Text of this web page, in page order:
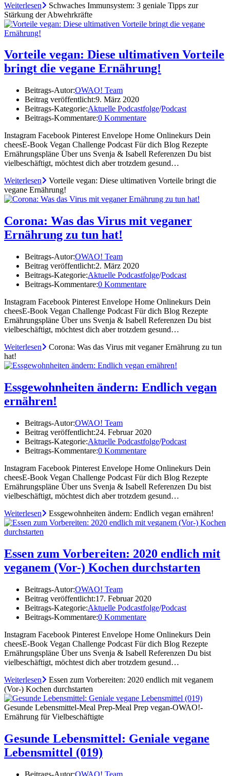
Weiterlesen
Schwaches Immunsystem: 3 geniale Tipps zur
Stärkung der Abwehrkräfte
Vorteile vegan: Diese ultimativen Vorteile
bringt die vegane Ernährung!
Beitrags-Autor:OWAO! Team
Beitrag veröffentlicht:9. März 2020
Beitrags-Kategorie:Aktuelle Podcastfolge/Podcast
Beitrags-Kommentare:0 Kommentare
Instagram Facebook Pinterest Envelope Home Onlinekurs Dein
cheesE-Book Vegan Challenge Podcast Für dich Blog Rezepte
Ernährungspläne Über uns Svenja & Isabell Referenzen Du bist
vielbeschäftigt, möchtest dich aber trotzdem gesund…
Weiterlesen
Vorteile vegan: Diese ultimativen Vorteile bringt die
vegane Ernährung!
Corona: Was das Virus mit veganer
Ernährung zu tun hat!
Beitrags-Autor:OWAO! Team
Beitrag veröffentlicht:2. März 2020
Beitrags-Kategorie:Aktuelle Podcastfolge/Podcast
Beitrags-Kommentare:0 Kommentare
Instagram Facebook Pinterest Envelope Home Onlinekurs Dein
cheesE-Book Vegan Challenge Podcast Für dich Blog Rezepte
Ernährungspläne Über uns Svenja & Isabell Referenzen Du bist
vielbeschäftigt, möchtest dich aber trotzdem gesund…
Weiterlesen
Corona: Was das Virus mit veganer Ernährung zu tun
hat!
Essgewohnheiten ändern: Endlich vegan
ernähren!
Beitrags-Autor:OWAO! Team
Beitrag veröffentlicht:24. Februar 2020
Beitrags-Kategorie:Aktuelle Podcastfolge/Podcast
Beitrags-Kommentare:0 Kommentare
Instagram Facebook Pinterest Envelope Home Onlinekurs Dein
cheesE-Book Vegan Challenge Podcast Für dich Blog Rezepte
Ernährungspläne Über uns Svenja & Isabell Referenzen Du bist
vielbeschäftigt, möchtest dich aber trotzdem gesund…
Weiterlesen
Essgewohnheiten ändern: Endlich vegan ernähren!
Essen zum Vorbereiten: 2020 endlich mit
veganem (Vor-) Kochen durchstarten
Beitrags-Autor:OWAO! Team
Beitrag veröffentlicht:17. Februar 2020
Beitrags-Kategorie:Aktuelle Podcastfolge/Podcast
Beitrags-Kommentare:0 Kommentare
Instagram Facebook Pinterest Envelope Home Onlinekurs Dein
cheesE-Book Vegan Challenge Podcast Für dich Blog Rezepte
Ernährungspläne Über uns Svenja & Isabell Referenzen Du bist
vielbeschäftigt, möchtest dich aber trotzdem gesund…
Weiterlesen
Essen zum Vorbereiten: 2020 endlich mit veganem
(Vor-) Kochen durchstarten
Gesunde Lebensmittel-Meal Prep-Meal Prep vegan-OWAO!-
Ernährung für Vielbeschäftigte
Gesunde Lebensmittel: Geniale vegane
Lebensmittel (019)
Beitrags-Autor:OWAO! Team